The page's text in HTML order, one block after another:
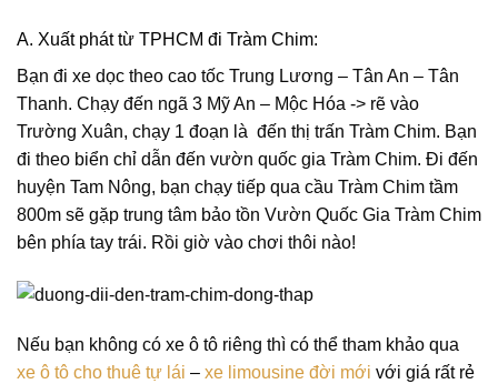
A. Xuất phát từ TPHCM đi Tràm Chim:
Bạn đi xe dọc theo cao tốc Trung Lương – Tân An – Tân
Thanh. Chạy đến ngã 3 Mỹ An – Mộc Hóa -> rẽ vào
Trường Xuân, chạy 1 đoạn là đến thị trấn Tràm Chim. Bạn
đi theo biển chỉ dẫn đến vườn quốc gia Tràm Chim. Đi đến
huyện Tam Nông, bạn chạy tiếp qua cầu Tràm Chim tầm
800m sẽ gặp trung tâm bảo tồn Vườn Quốc Gia Tràm Chim
bên phía tay trái. Rồi giờ vào chơi thôi nào!
Nếu bạn không có xe ô tô riêng thì có thể tham khảo qua
xe ô tô cho thuê tự lái – xe limousine đời mới với giá rất rẻ